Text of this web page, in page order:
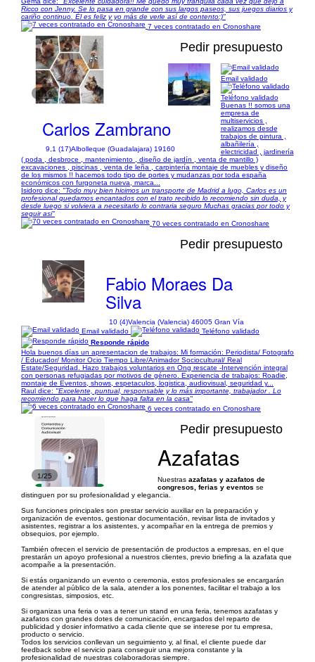
Ricco con Jenny. Se lo pasa en grande con sus largos paseos, sus juegos diarios y
cariño continuo. Él es feliz y yo más de verle así de contento:)"
7 veces contratado en Cronoshare
1/19
Pedir presupuesto
Carlos Zambrano
9,1 (17)Albolleque (Guadalajara) 19160
Email validado
Teléfono validado
Buenas !! somos una
empresa de
multiservicios ,
realizamos desde
trabajos de pintura ,
albañilería ,
electricidad , jardinería
( poda , desbroce , mantenimiento , diseño de jardín , venta de mantillo )
excavaciones , piscinas , venta de leña , carpintería montaje de muebles y diseño
de los mismos !! hacemos todo tipo de portes y mudanzas por toda españa
económicos con furgoneta nueva, marca...
Isidoro dice: "Todo muy bien hicimos un transporte de Madrid a lugo, Carlos es un
profesional quedamos encantados con el trato recibido lo recomiendo sin duda, y
desde luego si volviera a necesitarlo lo contraria seguro Muchas gracias por todo y
seguir asi"
70 veces contratado en Cronoshare
Pedir presupuesto
Fabio Moraes Da
Silva
10 (4)Valencia (Valencia) 46005 Gran Vía
Email validado
Teléfono validado
Responde rápido
Hola buenos días un apresentacion de trabajos: Mi formación: Periodista/ Fotografo
/ Educador/ Monitor Ocio Tiempo Libre/Animador Sociocultural/ Real
Estate/Seguridad. Hazo trabajos voluntarios en Ong rescate -Intervención integral
con personas refugiadas por motivos de género. Experiencia de trabajos: Roadie,
montaje de Eventos, shows, espetaculos, logistica, audiovisual, seguridad y...
Raul dice: "Excelente, puntual, responsable y lo más importante, trabajador . Lo
recomiendo para hacer lo que haga falta en la casa"
6 veces contratado en Cronoshare
1/25
Pedir presupuesto
Azafatas
Nuestras azafatas y azafatos de
congresos, ferias y eventos se
distinguen por su profesionalidad y elegancia.
Sus funciones principales son prestar servicio auxiliar en la preparación y
organización de eventos, gestionar documentación, revisar lista de invitados y
asistentes, registrar a los asistentes, y acompañar en la entrega de premios y
obsequios, por ejemplo.
También ofrecen el servicio de presentación de productos a empresas, en el que
prestarán un apoyo profesional a nuestros clientes, previo briefing a la azafata que
acompañe a la presentación.
Si estás organizando un evento o ceremonia, estos profesionales se encargarán
de atender al público de la sala, atender a los ponentes, facilitar el trabajo a los
congresistas, simposios, etc.
Si organizas una feria o vas a tener un stand en una feria, tenemos azafatas y
azafatos con grandes dotes de comunicación, encargados del reparto de
publicidad y dosier informativo a cada cliente que se interese por tu empresa,
producto o servicio.
Todos los servicios conllevan un seguimiento y, al final, el cliente puede dar
feedback sobre el servicio para conseguir una mejora constante y la
profesionalidad de nuestras colaboradoras siempre.